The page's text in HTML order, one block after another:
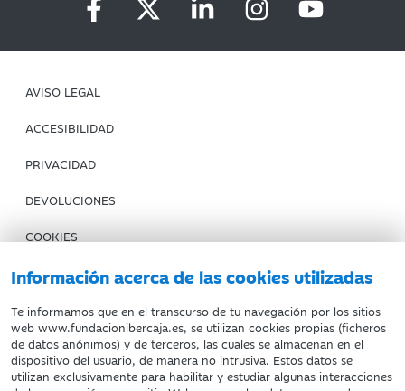
Información acerca de las cookies utilizadas
Te informamos que en el transcurso de tu navegación por los sitios
web www.fundacionibercaja.es, se utilizan cookies propias (ficheros
de datos anónimos) y de terceros, las cuales se almacenan en el
dispositivo del usuario, de manera no intrusiva. Estos datos se
utilizan exclusivamente para habilitar y estudiar algunas interacciones
AVISO LEGAL
ACCESIBILIDAD
PRIVACIDAD
DEVOLUCIONES
COOKIES
CONDICIONES DE COMPRA
IBERCAJA BANCO
Fundación Bancaria Ibercaja. C.I.F. G-50000652.
Inscrita en el Registro de Fundaciones del Mº de Educación,